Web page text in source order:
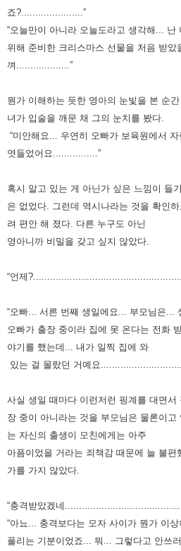
죠?......................”
“오늘만이 아니라 오늘도라고 생각해...
위해 준비한 크리스마스 선물을 처음 받았
껴...................”
뭔가 이해하는 듯한 영아의 눈빛을 본 순
녀가 입술을 깨문 채 그의 눈치를 봤다.
“미안해요... 우연히 오빠가 보육원에서
엿들었어요................”
혹시 알고 있는 게 아닌가 싶은 느낌이 들
은 없었다.
그런데 역시나라는 것을 확인
려 편안 해 졌다. 다른 누구도 아닌
영아니까 비밀을 갖고 싶지 않았다.
“언제
“오빠... 서른 번째 생일에요... 부모님은...
오빠가 출장 중이라 집에 못 온다는 전화
야기를 했는데... 내가 일찍 집에 와
있는 걸 몰랐던 거예요
사실 생일 때마다 이런저런 핑계를 대면서
장 중이 아니라는 것을 부모님은 물론이고
는 자신의 출생이 모친에게는 아주
아픔이었을 거라는 죄책감 때문에 늘 불
가를 가지 않았다.
“충격받았겠네
“아뇨... 충격보다는 모자 사이가 뭔가 이
풀리는 기분이었죠... 뭐... 그렇다고 안쓰